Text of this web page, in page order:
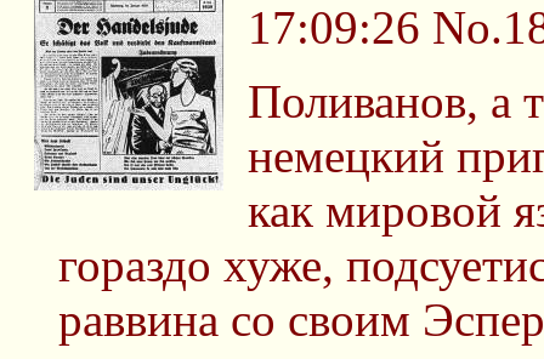
17:09:26
Поливанов, а
немецкий
как мировой
гораздо хуже,
раввина со своим